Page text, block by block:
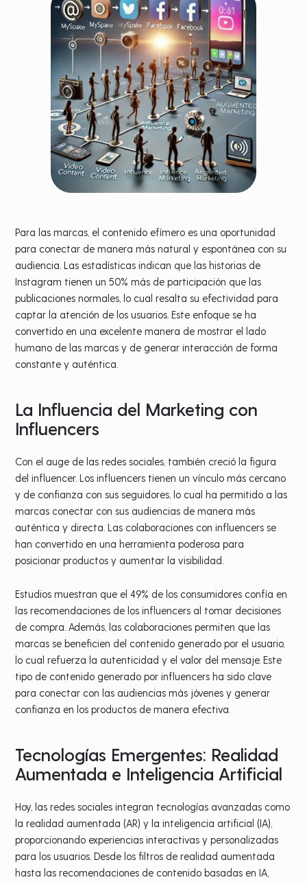
Para las marcas, el contenido efímero es una oportunidad
para conectar de manera más natural y espontánea con su
audiencia. Las estadísticas indican que las historias de
Instagram tienen un 50% más de participación que las
publicaciones normales, lo cual resalta su efectividad para
captar la atención de los usuarios. Este enfoque se ha
convertido en una excelente manera de mostrar el lado
humano de las marcas y de generar interacción de forma
constante y auténtica.
La Influencia del Marketing con
Influencers
Con el auge de las redes sociales, también creció la figura
del influencer. Los influencers tienen un vínculo más cercano
y de confianza con sus seguidores, lo cual ha permitido a las
marcas conectar con sus audiencias de manera más
auténtica y directa. Las colaboraciones con influencers se
han convertido en una herramienta poderosa para
posicionar productos y aumentar la visibilidad.
Estudios muestran que el 49% de los consumidores confía en
las recomendaciones de los influencers al tomar decisiones
de compra. Además, las colaboraciones permiten que las
marcas se beneficien del contenido generado por el usuario,
lo cual refuerza la autenticidad y el valor del mensaje. Este
tipo de contenido generado por influencers ha sido clave
para conectar con las audiencias más jóvenes y generar
confianza en los productos de manera efectiva.
Tecnologías Emergentes: Realidad
Aumentada e Inteligencia Artificial
Hoy, las redes sociales integran tecnologías avanzadas como
la realidad aumentada (AR) y la inteligencia artificial (IA),
proporcionando experiencias interactivas y personalizadas
para los usuarios. Desde los filtros de realidad aumentada
hasta las recomendaciones de contenido basadas en IA,